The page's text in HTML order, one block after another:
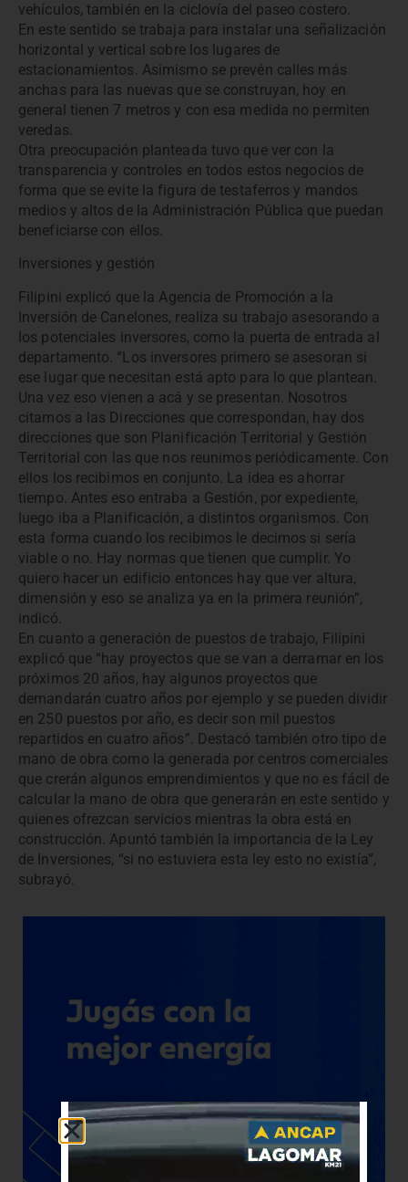
vehículos, también en la ciclovía del paseo costero.
En este sentido se trabaja para instalar una señalización
horizontal y vertical sobre los lugares de
estacionamientos. Asimismo se prevén calles más
anchas para las nuevas que se construyan, hoy en
general tienen 7 metros y con esa medida no permiten
veredas.
Otra preocupación planteada tuvo que ver con la
transparencia y controles en todos estos negocios de
forma que se evite la figura de testaferros y mandos
medios y altos de la Administración Pública que puedan
beneficiarse con ellos.
Inversiones y gestión
Filipini explicó que la Agencia de Promoción a la
Inversión de Canelones, realiza su trabajo asesorando a
los potenciales inversores, como la puerta de entrada al
departamento. “Los inversores primero se asesoran si
ese lugar que necesitan está apto para lo que plantean.
Una vez eso vienen a acá y se presentan. Nosotros
citamos a las Direcciones que correspondan, hay dos
direcciones que son Planificación Territorial y Gestión
Territorial con las que nos reunimos periódicamente. Con
ellos los recibimos en conjunto. La idea es ahorrar
tiempo. Antes eso entraba a Gestión, por expediente,
luego iba a Planificación, a distintos organismos. Con
esta forma cuando los recibimos le decimos si sería
viable o no. Hay normas que tienen que cumplir. Yo
quiero hacer un edificio entonces hay que ver altura,
dimensión y eso se analiza ya en la primera reunión”,
indicó.
En cuanto a generación de puestos de trabajo, Filipini
explicó que “hay proyectos que se van a derramar en los
próximos 20 años, hay algunos proyectos que
demandarán cuatro años por ejemplo y se pueden dividir
en 250 puestos por año, es decir son mil puestos
repartidos en cuatro años”. Destacó también otro tipo de
mano de obra como la generada por centros comerciales
que crerán algunos emprendimientos y que no es fácil de
calcular la mano de obra que generarán en este sentido y
quienes ofrezcan servicios mientras la obra está en
construcción. Apuntó también la importancia de la Ley
de Inversiones, “si no estuviera esta ley esto no existía”,
subrayó.